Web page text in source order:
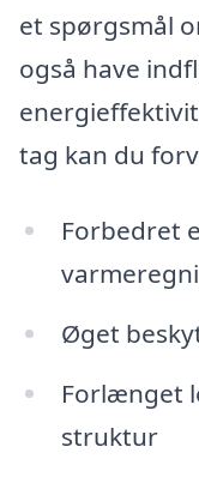
et spørgsmål
også have
tag kan du
Forbedret
Øget
Forlænget
struktur